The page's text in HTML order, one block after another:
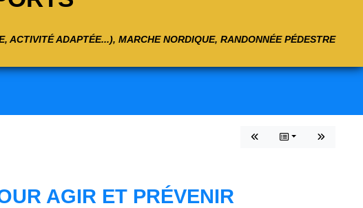
ADAPTÉE...), MARCHE NORDIQUE, RANDONNÉE PÉDESTRE
AGIR ET PRÉVENIR